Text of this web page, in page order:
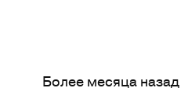
Более месяца назад